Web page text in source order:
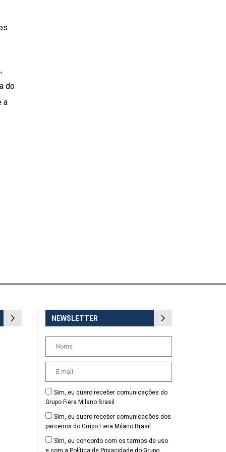
do
a
NEWSLETTER
Sim, eu quero receber comunicações do
Grupo Fiera Milano Brasil.
Sim, eu quero receber comunicações dos
parceiros do Grupo Fiera Milano Brasil.
Sim, eu concordo com os termos de uso